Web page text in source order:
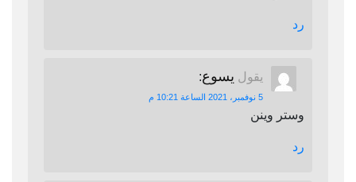
رد
يقول يسوع:
5 نوفمبر، 2021 الساعة 10:21 م
وستر وينن
رد